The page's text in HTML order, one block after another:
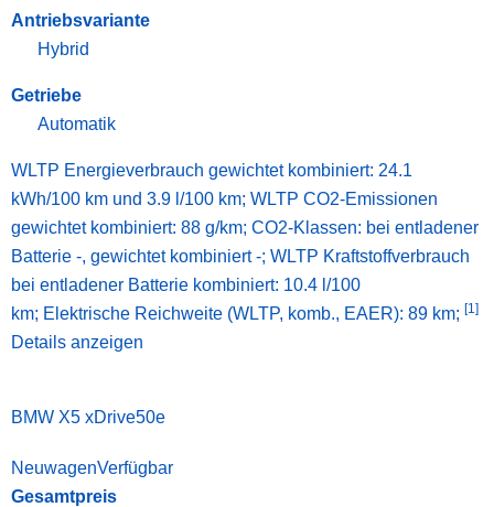
Antriebsvariante
Hybrid
Getriebe
Automatik
WLTP Energieverbrauch gewichtet kombiniert: 24.1
kWh/100 km und 3.9 l/100 km; WLTP CO2-Emissionen
gewichtet kombiniert: 88 g/km; CO2-Klassen: bei entladener
Batterie -, gewichtet kombiniert -; WLTP Kraftstoffverbrauch
bei entladener Batterie kombiniert: 10.4 l/100
km; Elektrische Reichweite (WLTP, komb., EAER): 89 km; [1]
Details anzeigen
BMW X5 xDrive50e
NeuwagenVerfügbar
Gesamtpreis